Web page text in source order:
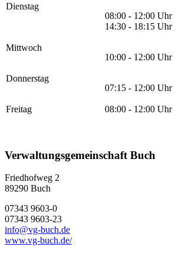
Dienstag
08:00 - 12:00 Uhr
14:30 - 18:15 Uhr
Mittwoch
10:00 - 12:00 Uhr
Donnerstag
07:15 - 12:00 Uhr
Freitag 08:00 - 12:00 Uhr
Verwaltungsgemeinschaft Buch
Friedhofweg 2
89290 Buch
07343 9603-0
07343 9603-23
info@vg-buch.de
www.vg-buch.de/